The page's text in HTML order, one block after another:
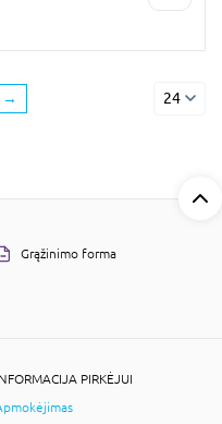
→ 24
Grąžinimo forma
PIRKĖJUI